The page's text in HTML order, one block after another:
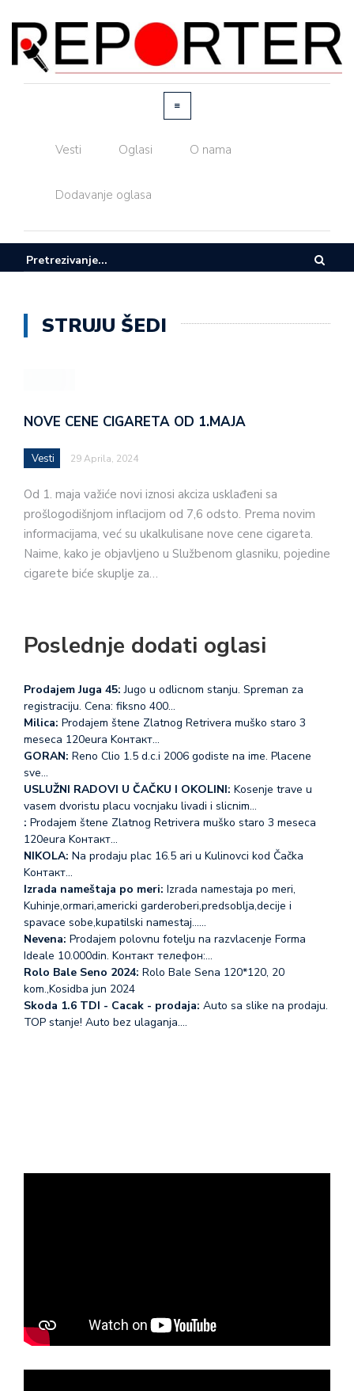
Vesti Oglasi O nama
Dodavanje oglasa
STRUJU ŠEDI
NOVE CENE CIGARETA OD 1.MAJA
Vesti 29 Aprila, 2024
Od 1. maja važiće novi iznosi akciza usklađeni sa
prošlogodišnjom inflacijom od 7,6 odsto. Prema novim
informacijama, već su ukalkulisane nove cene cigareta.
Naime, kako je objavljeno u Službenom glasniku, pojedine
cigarete biće skuplje za…
Poslednje dodati oglasi
Prodajem Juga 45: Jugo u odlicnom stanju. Spreman za
registraciju. Cena: fiksno 400…
Milica: Prodajem štene Zlatnog Retrivera muško staro 3
meseca 120eura Koнтакт…
GORAN: Reno Clio 1.5 d.c.i 2006 godiste na ime. Placene
sve…
USLUŽNI RADOVI U ČAČKU I OKOLINI: Kosenje trave u
vasem dvoristu placu vocnjaku livadi i slicnim…
: Prodajem štene Zlatnog Retrivera muško staro 3 meseca
120eura Koнтакт…
NIKOLA: Na prodaju plac 16.5 ari u Kulinovci kod Čačka
Koнтакт…
Izrada nameštaja po meri: Izrada namestaja po meri,
Kuhinje,ormari,americki garderoberi,predsoblja,decije i
spavace sobe,kupatilski namestaj...…
Nevena: Prodajem polovnu fotelju na razvlacenje Forma
Ideale 10.000din. Koнтакт телефон:…
Rolo Bale Seno 2024: Rolo Bale Sena 120*120, 20
kom.,Kosidba jun 2024
Skoda 1.6 TDI - Cacak - prodaja: Auto sa slike na prodaju.
TOP stanje! Auto bez ulaganja.…